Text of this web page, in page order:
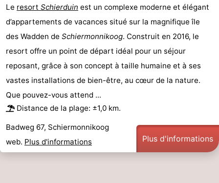
de
Frise
-
Terschelling
-
Vlieland
Texel
Météo
Le resort Schierduin est un complexe moderne et élégant
d’appartements de vacances situé sur la magnifique île
des Wadden de Schiermonnikoog. Construit en 2016, le
resort offre un point de départ idéal pour un séjour
reposant, grâce à son concept à taille humaine et à ses
vastes installations de bien-être, au cœur de la nature.
Que pouvez-vous attend ...
Distance de la plage: ±1,0 km.
Badweg 67, Schiermonnikoog
web. Plus d'informations Plus d'informations